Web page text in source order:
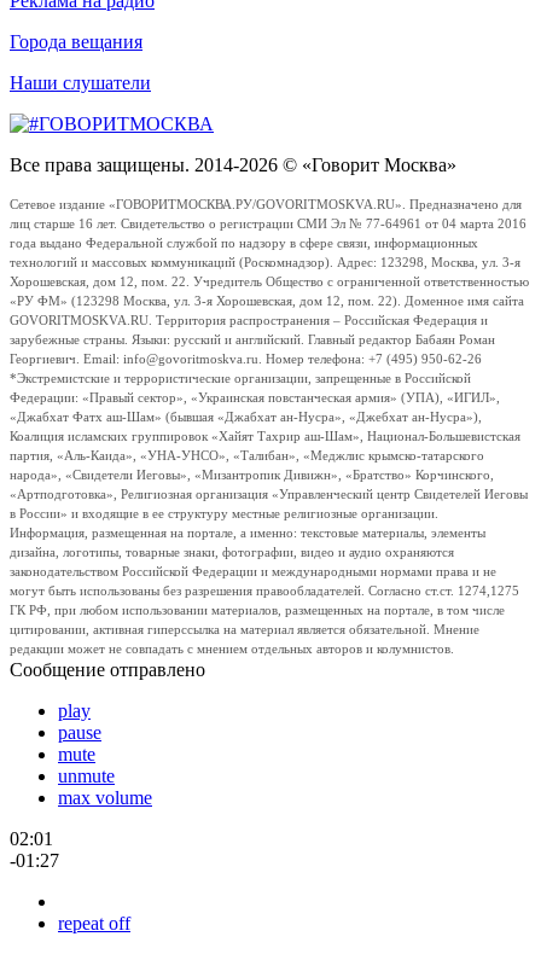
Города вещания
Наши слушатели
Все права защищены. 2014-2026 © «Говорит Москва»
Сетевое издание «ГОВОРИТМОСКВА.РУ/GOVORITMOSKVA.RU». Предназначено для
лиц старше 16 лет. Свидетельство о регистрации СМИ Эл № 77-64961 от 04 марта 2016
года выдано Федеральной службой по надзору в сфере связи, информационных
технологий и массовых коммуникаций (Роскомнадзор). Адрес: 123298, Москва, ул. 3-я
Хорошевская, дом 12, пом. 22. Учредитель Общество с ограниченной ответственностью
«РУ ФМ» (123298 Москва, ул. 3-я Хорошевская, дом 12, пом. 22). Доменное имя сайта
GOVORITMOSKVA.RU. Территория распространения – Российская Федерация и
зарубежные страны. Языки: русский и английский. Главный редактор Бабаян Роман
Георгиевич. Email: info@govoritmoskva.ru. Номер телефона: +7 (495) 950-62-26
*Экстремистские и террористические организации, запрещенные в Российской
Федерации: «Правый сектор», «Украинская повстанческая армия» (УПА), «ИГИЛ»,
«Джабхат Фатх аш-Шам» (бывшая «Джабхат ан-Нусра», «Джебхат ан-Нусра»),
Коалиция исламских группировок «Хайят Тахрир аш-Шам», Национал-Большевистская
партия, «Аль-Каида», «УНА-УНСО», «Талибан», «Меджлис крымско-татарского
народа», «Свидетели Иеговы», «Мизантропик Дивижн», «Братство» Корчинского,
«Артподготовка», Религиозная организация «Управленческий центр Свидетелей Иеговы
в России» и входящие в ее структуру местные религиозные организации.
Информация, размещенная на портале, а именно: текстовые материалы, элементы
дизайна, логотипы, товарные знаки, фотографии, видео и аудио охраняются
законодательством Российской Федерации и международными нормами права и не
могут быть использованы без разрешения правообладателей. Согласно ст.ст. 1274,1275
ГК РФ, при любом использовании материалов, размещенных на портале, в том числе
цитировании, активная гиперссылка на материал является обязательной. Мнение
редакции может не совпадать с мнением отдельных авторов и колумнистов.
Сообщение отправлено
play
pause
mute
unmute
max volume
02:01
-01:27
repeat off